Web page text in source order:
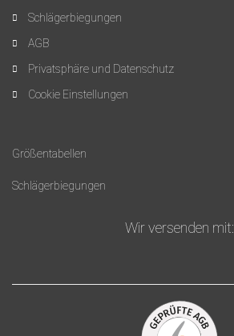
Schlägerbiegungen
AGB
Privatsphäre und Datenschutz
Cookie Einstellungen
Größentabellen
Schlägerbiegungen
Wir versenden mit: